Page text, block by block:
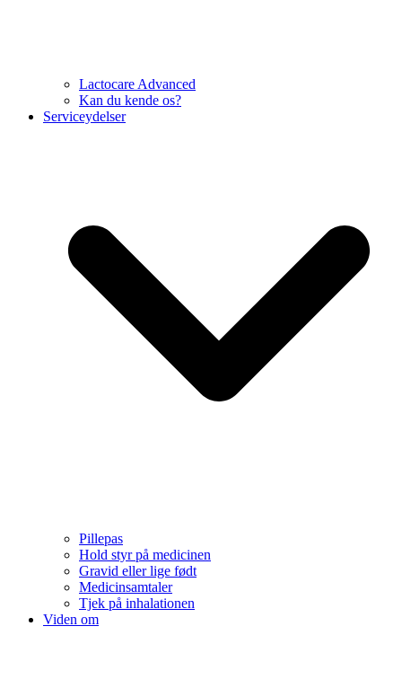
Lactocare Advanced
Kan du kende os?
Serviceydelser
Pillepas
Hold styr på medicinen
Gravid eller lige født
Medicinsamtaler
Tjek på inhalationen
Viden om